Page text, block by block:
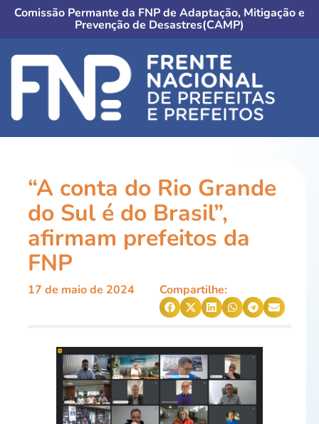
Comissão Permante da FNP de Adaptação, Mitigação e
Prevenção de Desastres(CAMP)
“A conta do Rio Grande
do Sul é do Brasil”,
afirmam prefeitos da
FNP
17 de maio de 2024 Compartilhe: